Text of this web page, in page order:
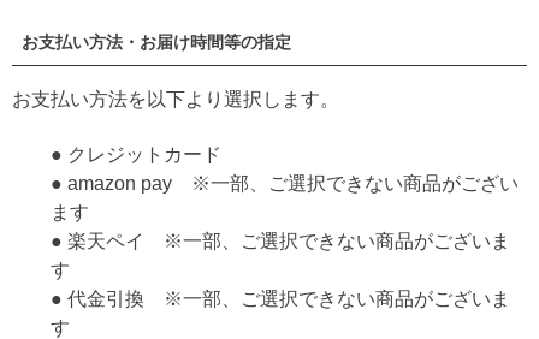
お支払い方法・お届け時間等の指定
お支払い方法を以下より選択します。
● クレジットカード
● amazon pay ※一部、ご選択できない商品がござい
ます
● 楽天ペイ ※一部、ご選択できない商品がございま
す
● 代金引換 ※一部、ご選択できない商品がございま
す